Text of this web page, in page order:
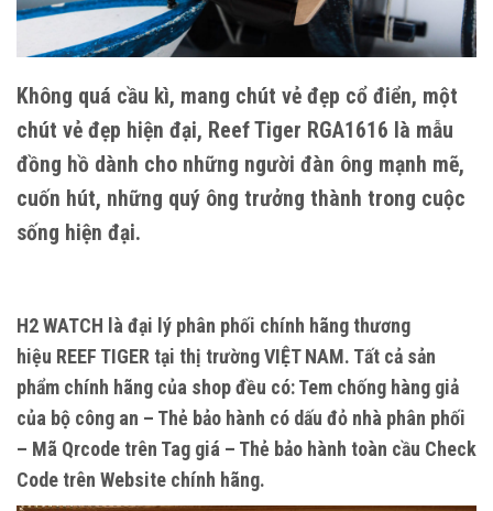
Không quá cầu kì, mang chút vẻ đẹp cổ điển, một
chút vẻ đẹp hiện đại, Reef Tiger RGA1616 là mẫu
đồng hồ dành cho những người đàn ông mạnh mẽ,
cuốn hút, những quý ông trưởng thành trong cuộc
sống hiện đại.
H2 WATCH là đại lý phân phối chính hãng thương
hiệu REEF TIGER tại thị trườngVIỆT NAM. Tất cả sản
phẩm chính hãng của shop đều có: Tem chống hàng giả
của bộ công an – Thẻ bảo hành có dấu đỏ nhà phân phối
– Mã Qrcode trên Tag giá – Thẻ bảo hành toàn cầu Check
Code trên Website chính hãng.